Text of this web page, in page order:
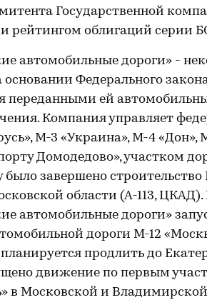
Государственной
рейтингом облигаций серии
автомобильные дороги» -
основании Федерального
переданными ей
Компания управляет
М-3 «Украина», М-4 «Дон»,
Домодедово», участком
было завершено
области (А-113, ЦКАД).
автомобильные дороги»
дороги М-12
продлить до
движение по первым
в Московской и Владимирской